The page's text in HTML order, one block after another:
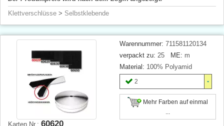
Klettverschlüsse > Selbstklebende
Warennummer: 711581120134
verpackt zu: 25 ME: m
Material: 100% Polyamid
2
Mehr Farben auf einmal
Karten Nr.: 60620